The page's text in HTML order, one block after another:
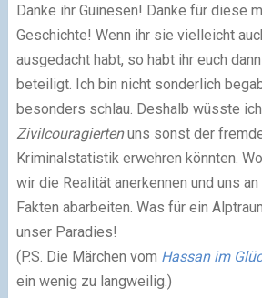
Danke ihr Guinesen! Danke für diese
Geschichte! Wenn ihr sie vielleicht
ausgedacht habt, so habt ihr euch
beteiligt. Ich bin nicht sonderlich
besonders schlau. Deshalb wüsste
Zivilcouragiertenuns sonst der
Kriminalstatistik erwehren könnten.
wir die Realität anerkennen und uns
Fakten abarbeiten. Was für ein
unser Paradies!
(P.S. Die Märchen vom Hassan im
ein wenig zu langweilig.)